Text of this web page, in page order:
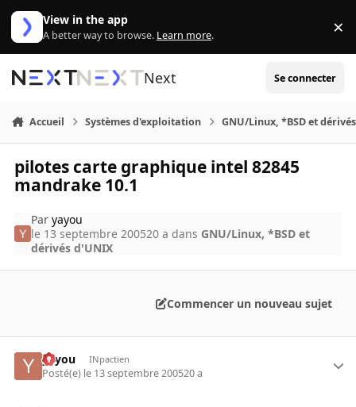
Aller au contenu
View in the app
A better way to browse. Learn more. ×
Next Se connecter
Accueil Systèmes d'exploitation GNU/Linux, *BSD et
pilotes carte graphique intel 82845
mandrake 10.1
Paryayou
le 13 septembre 200520 a dans GNU/Linux, *BSD et
dérivés d'UNIX
Commencer un nouveau sujet
yayou INpactien
Posté(e) le 13 septembre 200520 a